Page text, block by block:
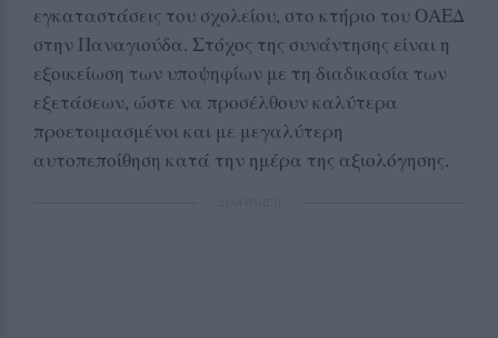
εγκαταστάσεις του σχολείου, στο κτήριο του ΟΑΕΔ
στην Παναγιούδα. Στόχος της συνάντησης είναι η
εξοικείωση των υποψηφίων με τη διαδικασία των
εξετάσεων, ώστε να προσέλθουν καλύτερα
προετοιμασμένοι και με μεγαλύτερη
αυτοπεποίθηση κατά την ημέρα της αξιολόγησης.